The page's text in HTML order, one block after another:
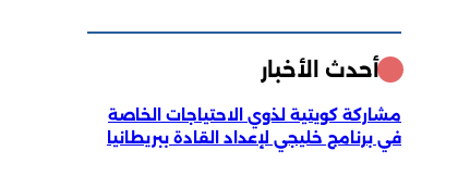
أحدث الأخبار
مشاركة كويتية لذوي الاحتياجات الخاصة
في برنامج خليجي لإعداد القادة ببريطانيا